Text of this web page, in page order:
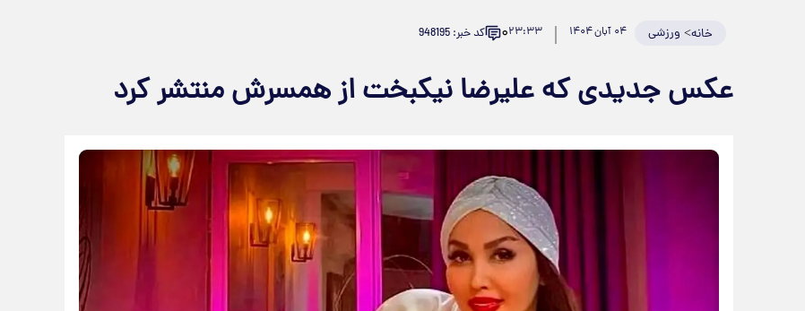
خانه> ورزشی ۰۴ آبان ۱۴۰۴ ۲۳:۳۳۰ کد خبر: 948195
عکس جدیدی که علیرضا نیکبخت از همسرش منتشر کرد